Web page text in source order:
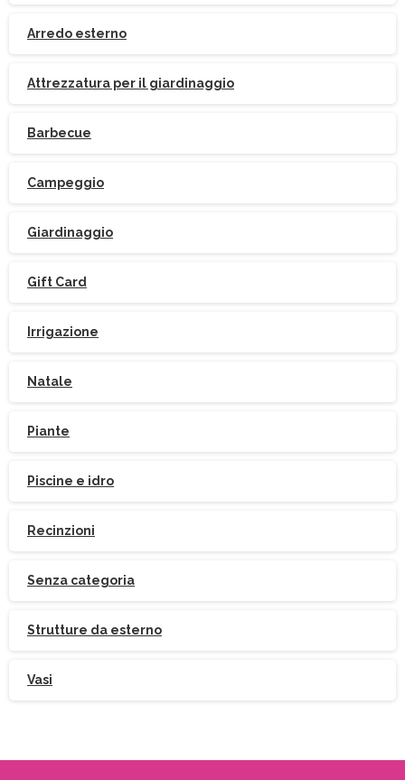
Arredo esterno
Attrezzatura per il giardinaggio
Barbecue
Campeggio
Giardinaggio
Gift Card
Irrigazione
Natale
Piante
Piscine e idro
Recinzioni
Senza categoria
Strutture da esterno
Vasi